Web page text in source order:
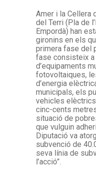
Amer i la Cellera
del Terri (Pla de
Empordà) han
gironins en els
primera fase del
fase consisteix a
d’equipaments
fotovoltaiques,
d’energia
municipals, els
vehicles elèctrics
cinc-cents
situació de
que vulguin
Diputació va
subvenció de
seva línia de
l’acció”.